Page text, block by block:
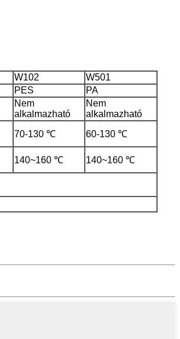
W102
W501
PES
PA
Nem
alkalmazható
Nem
alkalmazható
70-130 ℃ 60-130 ℃
140~160 ℃ 140~160 ℃